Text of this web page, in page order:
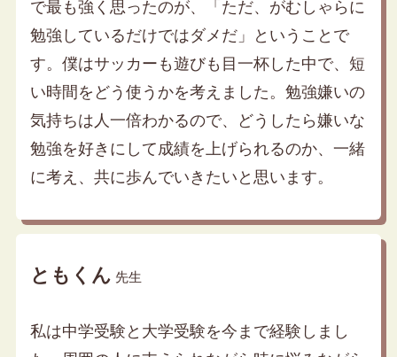
で最も強く思ったのが、「ただ、がむしゃらに
勉強しているだけではダメだ」ということで
す。僕はサッカーも遊びも目一杯した中で、短
い時間をどう使うかを考えました。勉強嫌いの
気持ちは人一倍わかるので、どうしたら嫌いな
勉強を好きにして成績を上げられるのか、一緒
に考え、共に歩んでいきたいと思います。
ともくん 先生
私は中学受験と大学受験を今まで経験しまし